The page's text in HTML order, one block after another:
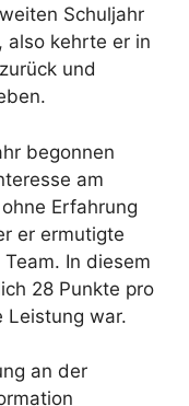
Schuljahr
also kehrte er in
und
begonnen
am
Erfahrung
er ermutigte
In diesem
28 Punkte pro
Leistung war.
an der